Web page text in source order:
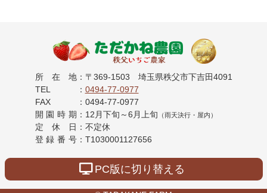
秩父のいちご
有機ゴミから日
本一いちごを目
指す「ただかね
農園」
所在地： 〒369-1503 埼玉県秩父市下吉田4091
TEL
： 0494-77-0977
FAX
： 0494-77-0977
開園時期 ： 12月下旬～6月上旬 （雨天決行・屋内）
定休日 ： 不定休
登録番号： T1030001127656
PC版に切り替える